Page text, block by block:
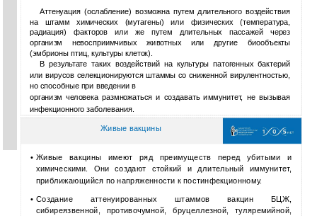
Аттенуация (ослабление) возможна путем длительного воздействия
на штамм химических (мутагены) или физических (температура,
радиация) факторов или же путем длительных пассажей через
организм невосприимчивых животных или другие биообъекты
(эмбрионы птиц, культуры клеток).
В результате таких воздействий на культуры патогенных бактерий
или вирусов селекционируются штаммы со сниженной вирулентностью,
но способные при введении в
организм человека размножаться и создавать иммунитет, не вызывая
инфекционного заболевания.
Живые вакцины
• Живые вакцины имеют ряд преимуществ перед убитыми и
химическими. Они создают стойкий и длительный иммунитет,
приближающийся по напряженности к постинфекционному.
• Создание аттенуированных штаммов вакцин БЦЖ,
сибиреязвенной, противочумной, бруцеллезной, туляремийной,